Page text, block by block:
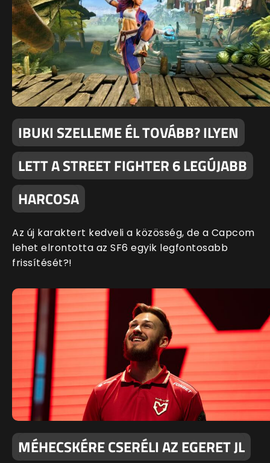
IBUKI SZELLEME ÉL TOVÁBB? ILYEN
LETT A STREET FIGHTER 6 LEGÚJABB
HARCOSA
Az új karaktert kedveli a közösség, de a Capcom
lehet elrontotta az SF6 egyik legfontosabb
frissítését?!
MÉHECSKÉRE CSERÉLI AZ EGERET JL